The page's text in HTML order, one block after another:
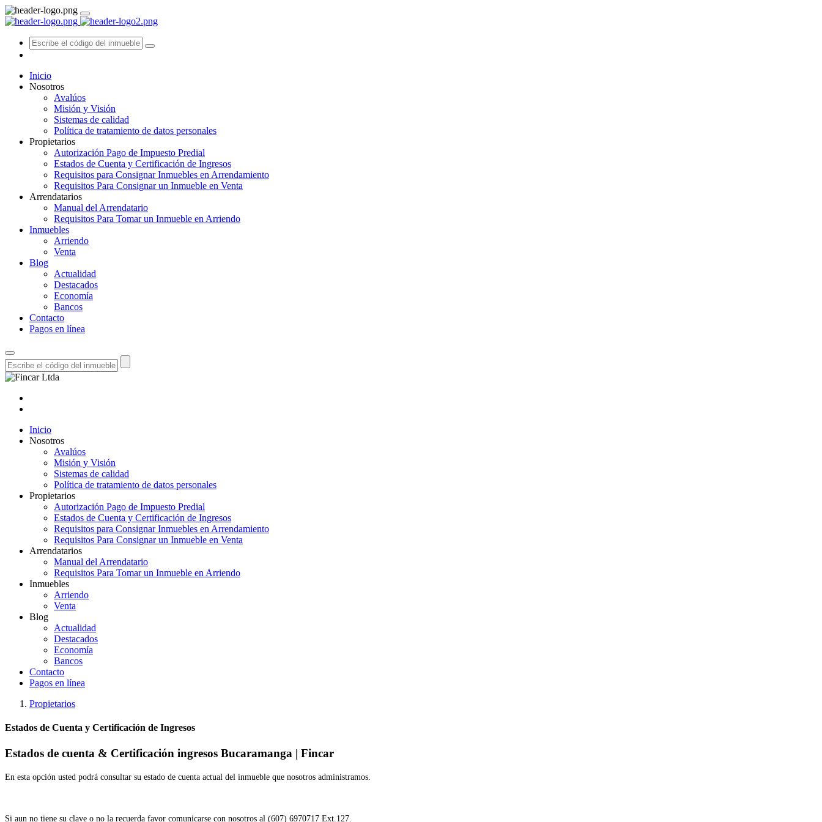
Inicio
Nosotros
Avalúos
Misión y Visión
Sistemas de calidad
Política de tratamiento de datos personales
Propietarios
Autorización Pago de Impuesto Predial
Estados de Cuenta y Certificación de Ingresos
Requisitos para Consignar Inmuebles en Arrendamiento
Requisitos Para Consignar un Inmueble en Venta
Arrendatarios
Manual del Arrendatario
Requisitos Para Tomar un Inmueble en Arriendo
Inmuebles
Arriendo
Venta
Blog
Actualidad
Destacados
Economía
Bancos
Contacto
Pagos en línea
Inicio
Nosotros
Avalúos
Misión y Visión
Sistemas de calidad
Política de tratamiento de datos personales
Propietarios
Autorización Pago de Impuesto Predial
Estados de Cuenta y Certificación de Ingresos
Requisitos para Consignar Inmuebles en Arrendamiento
Requisitos Para Consignar un Inmueble en Venta
Arrendatarios
Manual del Arrendatario
Requisitos Para Tomar un Inmueble en Arriendo
Inmuebles
Arriendo
Venta
Blog
Actualidad
Destacados
Economía
Bancos
Contacto
Pagos en línea
Propietarios
Estados de Cuenta y Certificación de Ingresos
Estados de cuenta & Certificación ingresos Bucaramanga | Fincar
En esta opción usted podrá consultar su estado de cuenta actual del inmueble que nosotros administramos.
Si aun no tiene su clave o no la recuerda favor comunicarse con nosotros al (607) 6970717 Ext.127.